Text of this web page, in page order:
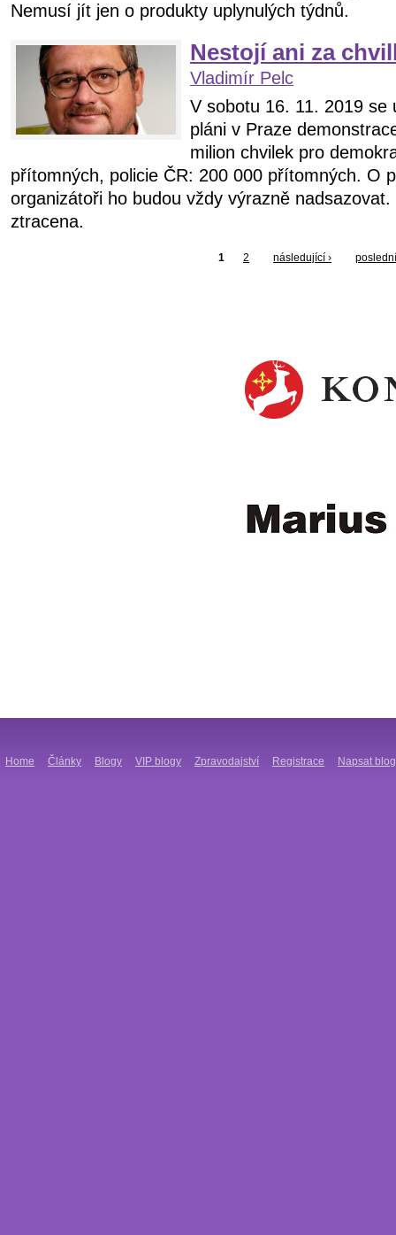
Nemusí jít jen o produkty uplynulých týdnů.
Nestojí ani za
Vladimír Pelc
V sobotu 16. 11. 2019 se
pláni v Praze
milion chvilek pro
přítomných, policie ČR: 200 000 přítomných. O
organizátoři ho budou vždy výrazně
ztracena.
1 2 následující ›
Home Články Blogy VIP blogy Zpravodajství Registrace Napsat blog